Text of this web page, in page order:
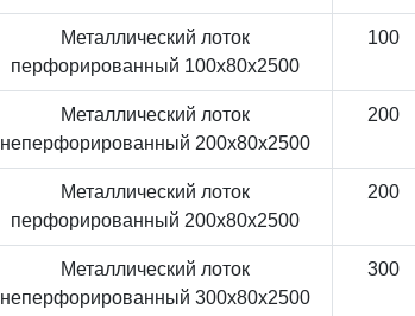
Металлический лоток
перфорированный 100x80x2500
100
Металлический лоток
неперфорированный 200x80x2500
200
Металлический лоток
перфорированный 200x80x2500
200
Металлический лоток
неперфорированный 300x80x2500
300